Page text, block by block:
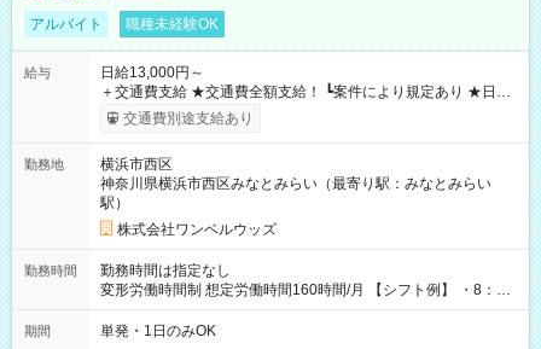
アルバイト 職種未経験OK
給与
日給13,000円～
＋交通費支給 ★交通費全額支給！ ┗案件により規定あり ★日払
いOK！（規定あり） ┗働いたその日に現金GET♪ お仕事後はコ
ンビニATMから 日払い分を引き落とせます！ 【試用期間】試
交通費別途支給あり
勤務地
横浜市西区
神奈川県横浜市西区みなとみらい（最寄り駅：みなとみらい
駅）
株式会社ワンベルウッズ
勤務時間
勤務時間は指定なし
変形労働時間制 想定労働時間160時間/月 【シフト例】 ・8：00
～21：00
期間 単発・1日のみOK